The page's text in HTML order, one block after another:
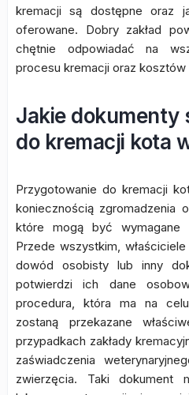
kremacji są dostępne oraz
oferowane. Dobry zakład
chętnie odpowiadać na
procesu kremacji oraz kosztów
Jakie dokumenty
do kremacji kota
Przygotowanie do kremacji
koniecznością zgromadzenia
które mogą być wymagane
Przede wszystkim,
dowód osobisty lub inny
potwierdzi ich dane
procedura, która ma na
zostaną przekazane
przypadkach zakłady
zaświadczenia
zwierzęcia. Taki dokument